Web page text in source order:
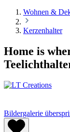
Wohnen &
Kerzenhalter
Home is
Bildergalerie